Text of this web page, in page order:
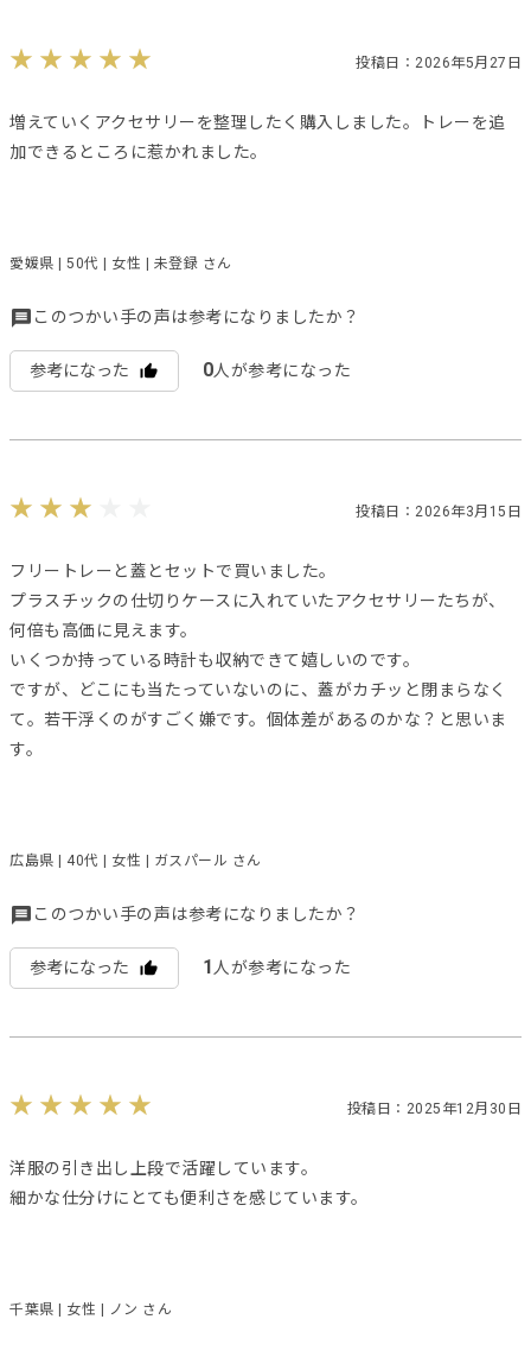
投稿日：2026年5月27日
増えていくアクセサリーを整理したく購入しました。トレーを追
加できるところに惹かれました。
愛媛県 | 50代 | 女性 | 未登録 さん
このつかい手の声は参考になりましたか？
参考になった 0人が参考になった
投稿日：2026年3月15日
フリートレーと蓋とセットで買いました。
プラスチックの仕切りケースに入れていたアクセサリーたちが、
何倍も高価に見えます。
いくつか持っている時計も収納できて嬉しいのです。
ですが、どこにも当たっていないのに、蓋がカチッと閉まらなく
て。若干浮くのがすごく嫌です。個体差があるのかな？と思いま
す。
広島県 | 40代 | 女性 | ガスパール さん
このつかい手の声は参考になりましたか？
参考になった 1 人が参考になった
投稿日：2025年12月30日
洋服の引き出し上段で活躍しています。
細かな仕分けにとても便利さを感じています。
千葉県 | 女性 | ノン さん